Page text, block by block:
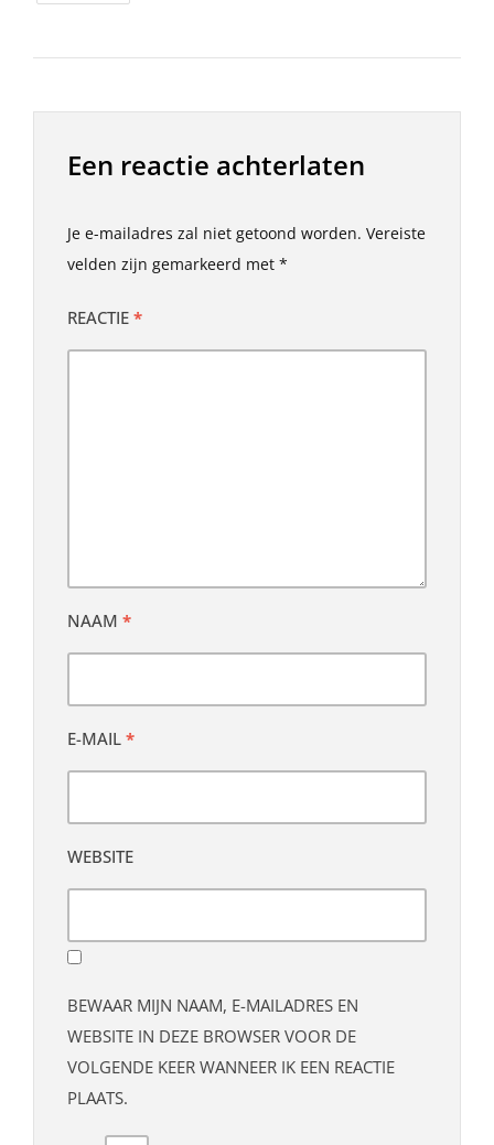
Een reactie achterlaten
Je e-mailadres zal niet getoond worden. Vereiste
velden zijn gemarkeerd met *
REACTIE *
NAAM *
E-MAIL *
WEBSITE
BEWAAR MIJN NAAM, E-MAILADRES EN
WEBSITE IN DEZE BROWSER VOOR DE
VOLGENDE KEER WANNEER IK EEN REACTIE
PLAATS.